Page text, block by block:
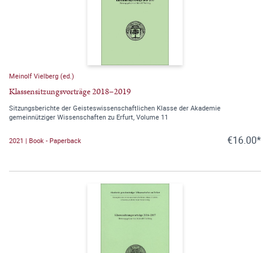
Meinolf Vielberg (ed.)
Klassensitzungsvorträge 2018–2019
Sitzungsberichte der Geisteswissenschaftlichen Klasse der Akademie
gemeinnütziger Wissenschaften zu Erfurt, Volume 11
2021 | Book - Paperback €16.00*